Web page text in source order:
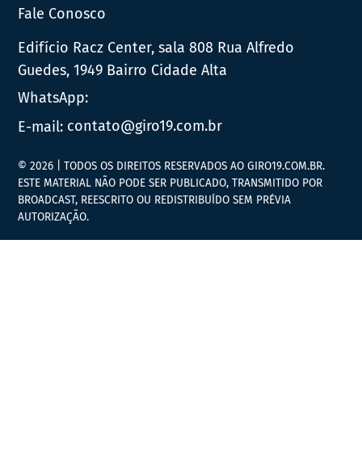
Fale Conosco
Edifício Racz Center, sala 808 Rua Alfredo
Guedes, 1949 Bairro Cidade Alta
WhatsApp:
E-mail: contato@giro19.com.br
© 2026 | TODOS OS DIREITOS RESERVADOS AO GIRO19.COM.BR.
ESTE MATERIAL NÃO PODE SER PUBLICADO, TRANSMITIDO POR
BROADCAST, REESCRITO OU REDISTRIBUÍDO SEM PRÉVIA
AUTORIZAÇÃO.